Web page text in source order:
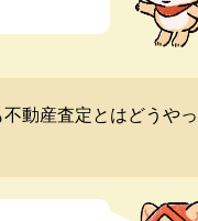
動産査定とはどうやっ